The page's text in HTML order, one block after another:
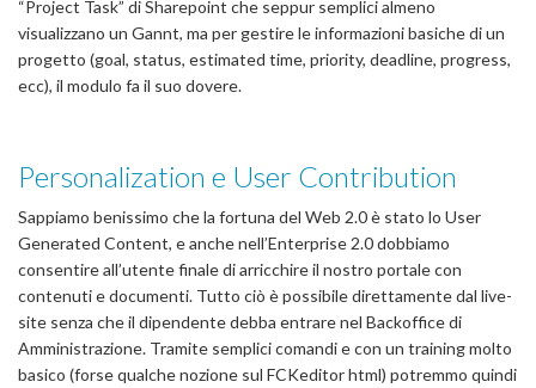
“Project Task” di Sharepoint che seppur semplici almeno
visualizzano un Gannt, ma per gestire le informazioni basiche di un
progetto (goal, status, estimated time, priority, deadline, progress,
ecc), il modulo fa il suo dovere.
Personalization e User Contribution
Sappiamo benissimo che la fortuna del Web 2.0 è stato lo User
Generated Content, e anche nell’Enterprise 2.0 dobbiamo
consentire all’utente finale di arricchire il nostro portale con
contenuti e documenti. Tutto ciò è possibile direttamente dal live-
site senza che il dipendente debba entrare nel Backoffice di
Amministrazione. Tramite semplici comandi e con un training molto
basico (forse qualche nozione sul FCKeditor html) potremmo quindi